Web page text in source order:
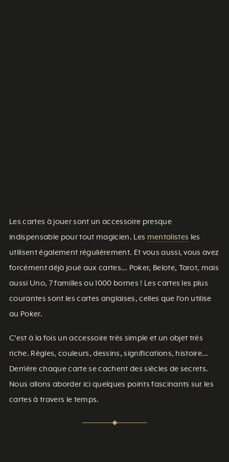
Les cartes à jouer sont un accessoire presque
indispensable pour tout magicien. Les mentalistes les
utilisent également régulièrement. Et vous aussi, vous avez
forcément déjà joué aux cartes… Poker, Belote, Tarot, mais
aussi Uno, 7 familles ou 1000 bornes ! Les cartes les plus
courantes sont les cartes anglaises, celles que l’on utilise
au Poker.
C’est à la fois un accessoire très simple et un objet très
riche. Règles, couleurs, dessins, significations, histoire…
Derrière chaque carte se cachent des siècles de secrets.
Nous allons aborder ici quelques points fascinants sur les
cartes à travers le temps.